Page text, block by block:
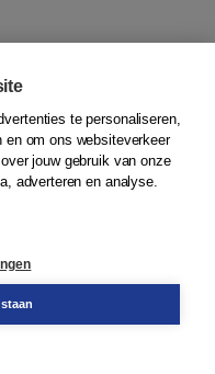
te personaliseren,
om ons websiteverkeer
jouw gebruik van onze
adverteren en analyse.